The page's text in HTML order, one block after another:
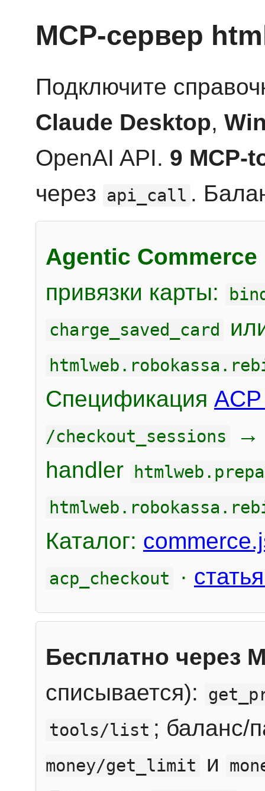
MCP-сервер
Подключите
Claude Desktop,
OpenAI API. 9 MCP-
через api_call .
Agentic Commerce
привязки карты:
charge_saved_card
Спецификация
/checkout_sessions
handler
Каталог:
acp_checkout ·
Бесплатно через
списывается):
tools/list ; баланс/
money/get_limit и